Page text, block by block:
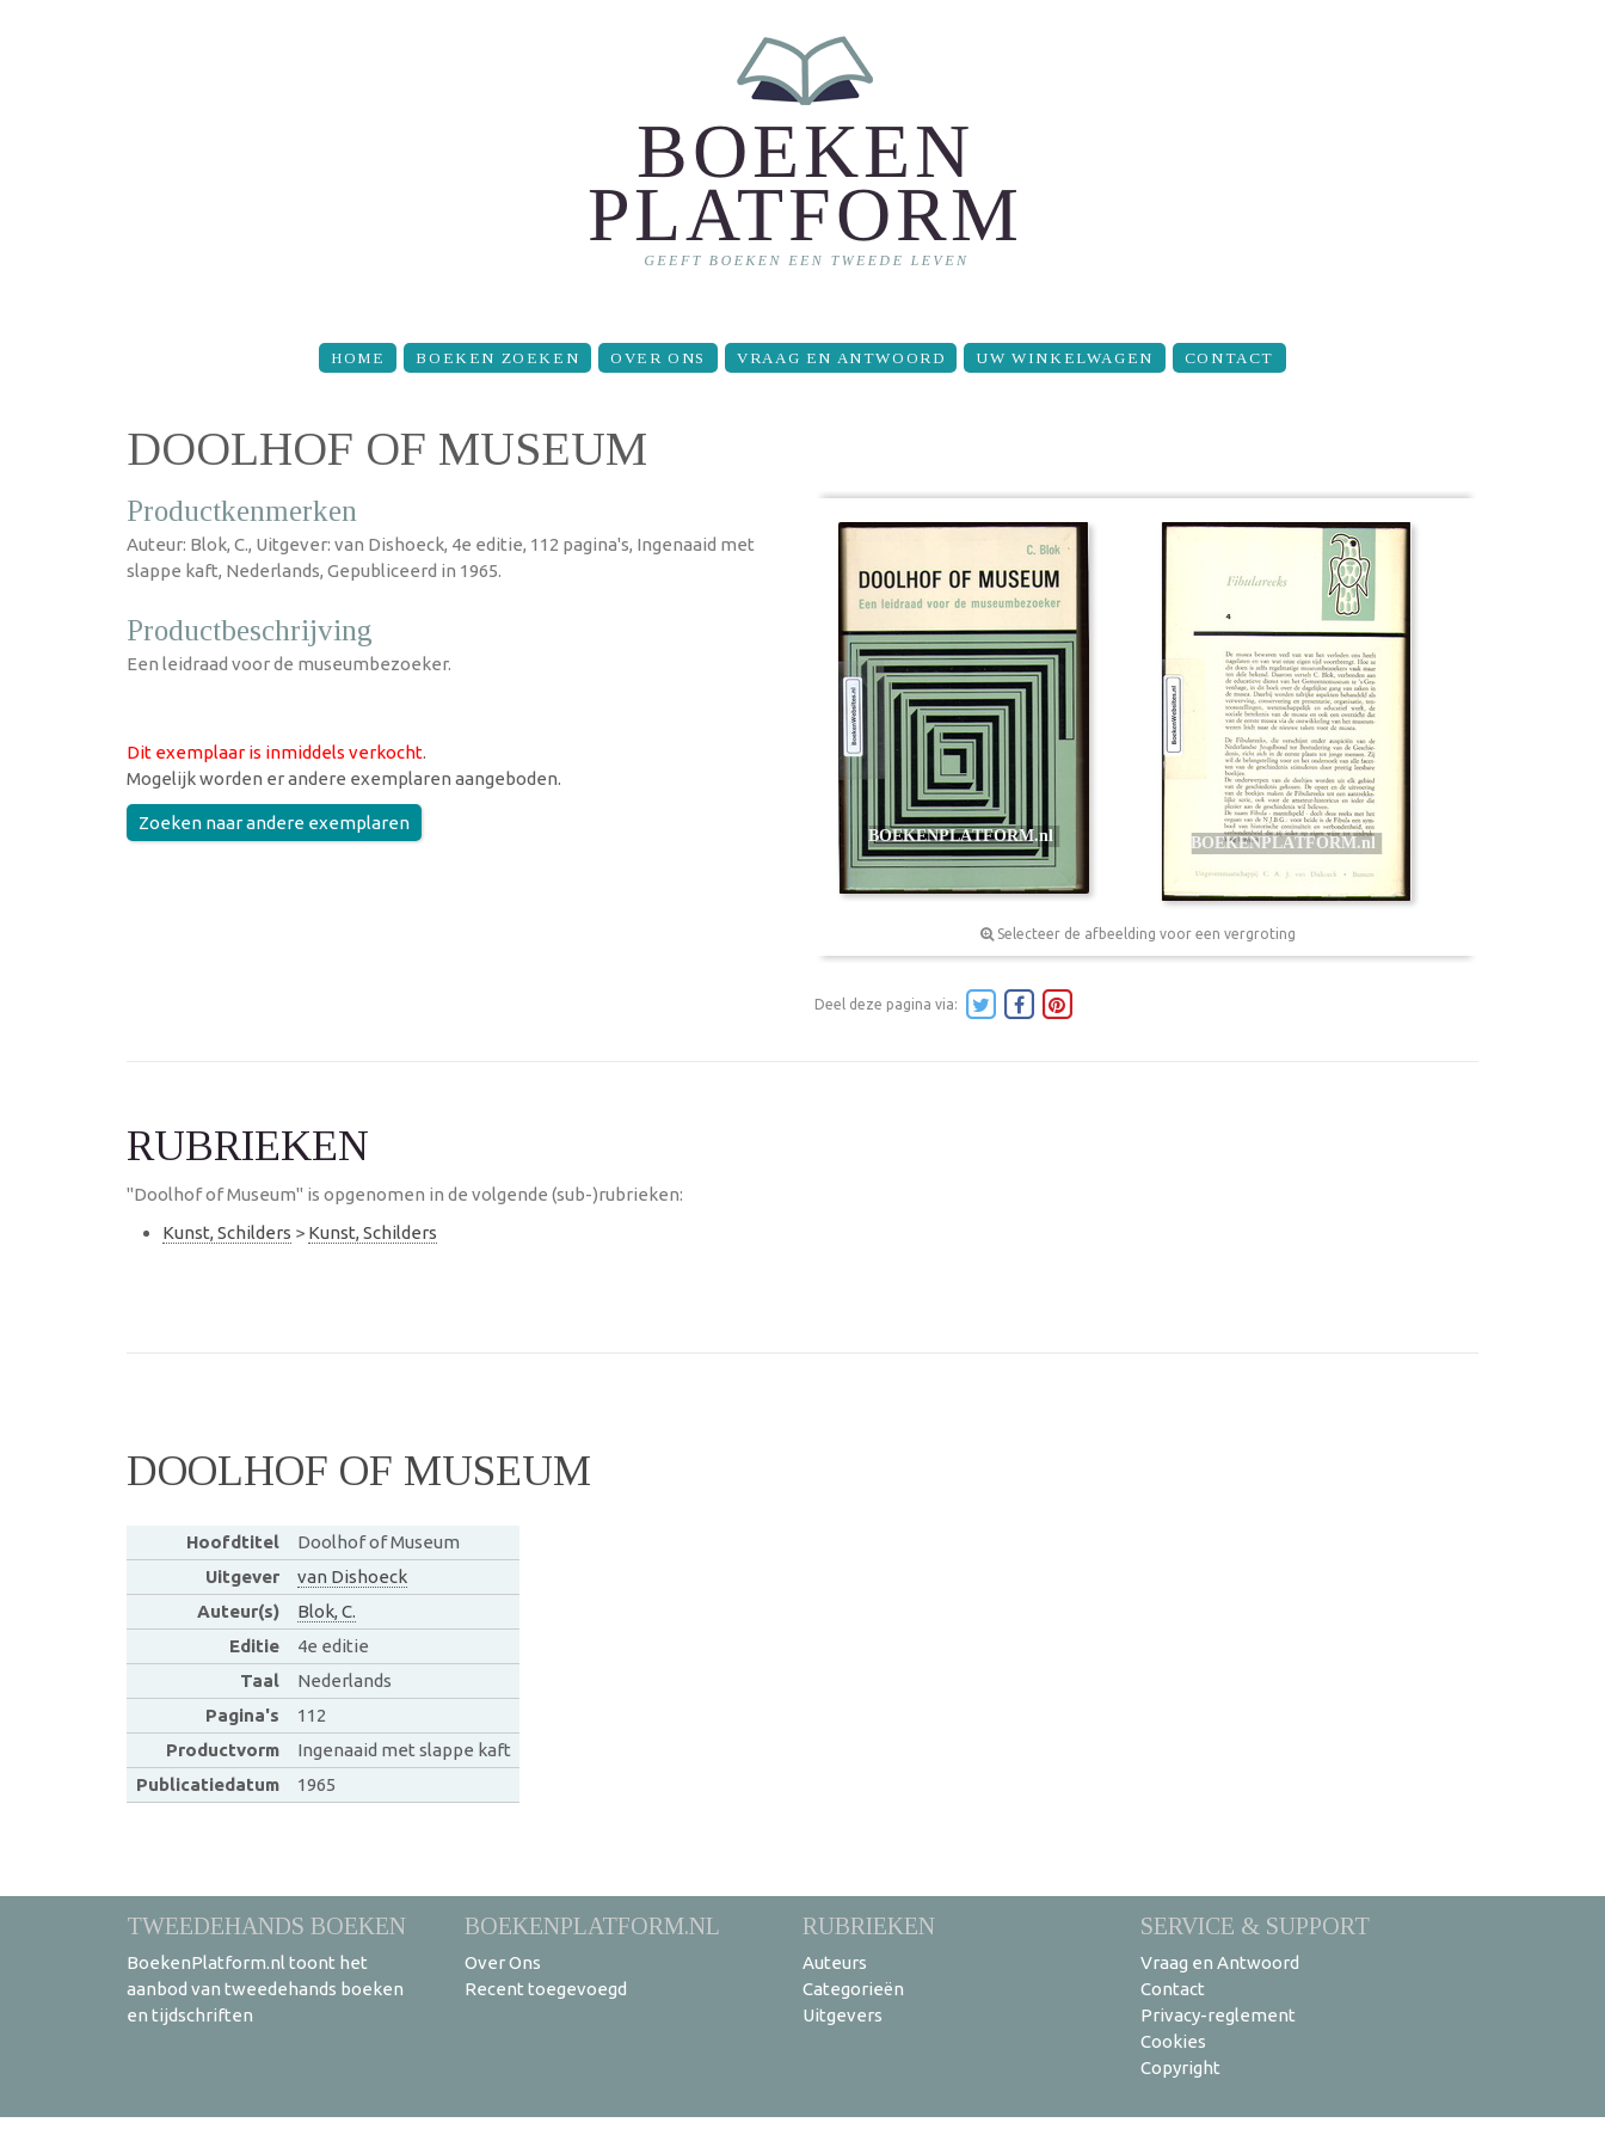
HOME BOEKEN ZOEKEN OVER ONS VRAAG EN ANTWOORD UW WINKELWAGEN CONTACT
DOOLHOF OF MUSEUM
Productkenmerken
Auteur: Blok, C., Uitgever: van Dishoeck, 4e editie, 112 pagina's, Ingenaaid met
slappe kaft, Nederlands, Gepubliceerd in 1965.
Productbeschrijving
Een leidraad voor de museumbezoeker.
Dit exemplaar is inmiddels verkocht.
Mogelijk worden er andere exemplaren aangeboden.
Zoeken naar andere exemplaren
Selecteer de afbeelding voor een vergroting
Deel deze pagina via:
RUBRIEKEN
"Doolhof of Museum" is opgenomen in de volgende (sub-)rubrieken:
Kunst, Schilders > Kunst, Schilders
DOOLHOF OF MUSEUM
Hoofdtitel
Doolhof of Museum
Uitgever
van Dishoeck
Auteur(s)
Blok, C.
Editie
4e editie
Taal
Nederlands
Pagina's
112
Productvorm
Ingenaaid met slappe kaft
Publicatiedatum
1965
TWEEDEHANDS BOEKEN
BoekenPlatform.nl toont het
aanbod van tweedehands boeken
en tijdschriften
BOEKENPLATFORM.NL
Over Ons
Recent toegevoegd
RUBRIEKEN
Auteurs
Categorieën
Uitgevers
SERVICE & SUPPORT
Vraag en Antwoord
Contact
Privacy-reglement
Cookies
Copyright